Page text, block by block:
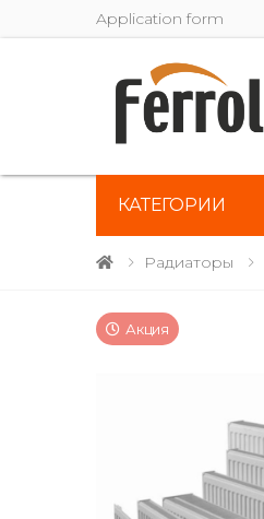
Application form
КАТЕГОРИИ
Радиаторы
Акция